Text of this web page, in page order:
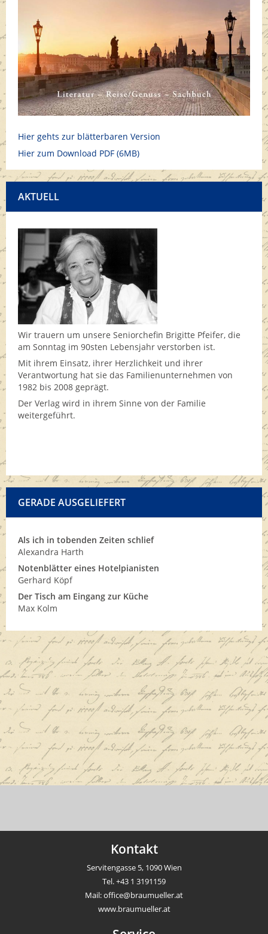
Hier gehts zur blätterbaren Version
Hier zum Download PDF (6MB)
AKTUELL
Wir trauern um unsere Seniorchefin Brigitte Pfeifer, die
am Sonntag im 90sten Lebensjahr verstorben ist.
Mit ihrem Einsatz, ihrer Herzlichkeit und ihrer
Verantwortung hat sie das Familienunternehmen von
1982 bis 2008 geprägt.
Der Verlag wird in ihrem Sinne von der Familie
weitergeführt.
GERADE AUSGELIEFERT
Als ich in tobenden Zeiten schlief
Alexandra Harth
Notenblätter eines Hotelpianisten
Gerhard Köpf
Der Tisch am Eingang zur Küche
Max Kolm
Kontakt
Servitengasse 5, 1090 Wien
Tel.+43 1 3191159
Mail:office@braumueller.at
www.braumueller.at